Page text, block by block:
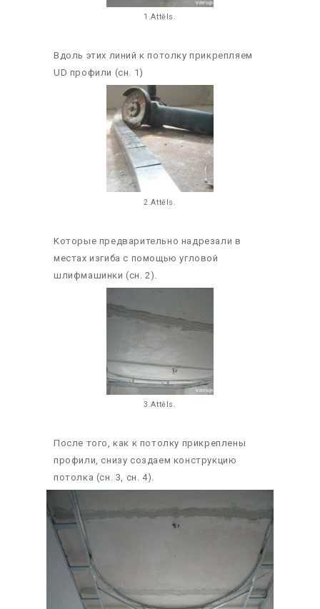
1.Attēls.
Вдоль этих линий к потолку прикрепляем
UD профили (сн. 1)
2.Attēls.
Kоторые предварительно надрезали в
местах изгиба с помощью угловой
шлифмашинки (сн. 2).
3.Attēls.
После того, как к потолку прикреплены
профили, снизу создаем конструкцию
потолка (сн. 3, сн. 4).